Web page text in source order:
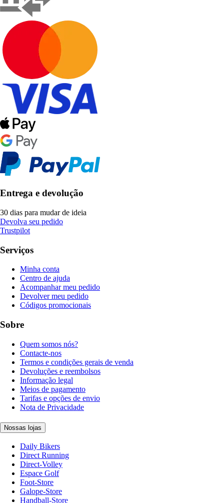
Entrega e devolução
30 dias para mudar de ideia
Devolva seu pedido
Trustpilot
Serviços
Minha conta
Centro de ajuda
Acompanhar meu pedido
Devolver meu pedido
Códigos promocionais
Sobre
Quem somos nós?
Contacte-nos
Termos e condições gerais de venda
Devoluções e reembolsos
Informação legal
Meios de pagamento
Tarifas e opções de envio
Nota de Privacidade
Nossas lojas
Daily Bikers
Direct Running
Direct-Volley
Espace Golf
Foot-Store
Galope-Store
Handball-Store